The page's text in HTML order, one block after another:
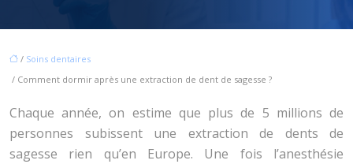
/ Soins dentaires
/ Comment dormir après une extraction de dent de sagesse ?
Chaque année, on estime que plus de 5 millions de
personnes subissent une extraction de dents de
sagesse rien qu’en Europe. Une fois l’anesthésie